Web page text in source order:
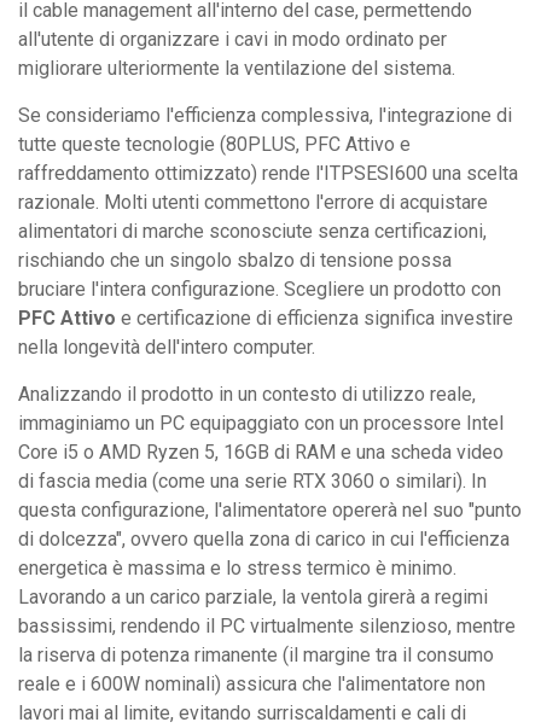
il cable management all'interno del case, permettendo
all'utente di organizzare i cavi in modo ordinato per
migliorare ulteriormente la ventilazione del sistema.
Se consideriamo l'efficienza complessiva, l'integrazione di
tutte queste tecnologie (80PLUS, PFC Attivo e
raffreddamento ottimizzato) rende l'ITPSESI600 una scelta
razionale. Molti utenti commettono l'errore di acquistare
alimentatori di marche sconosciute senza certificazioni,
rischiando che un singolo sbalzo di tensione possa
bruciare l'intera configurazione. Scegliere un prodotto con
PFC Attivo e certificazione di efficienza significa investire
nella longevità dell'intero computer.
Analizzando il prodotto in un contesto di utilizzo reale,
immaginiamo un PC equipaggiato con un processore Intel
Core i5 o AMD Ryzen 5, 16GB di RAM e una scheda video
di fascia media (come una serie RTX 3060 o similari). In
questa configurazione, l'alimentatore opererà nel suo "punto
di dolcezza", ovvero quella zona di carico in cui l'efficienza
energetica è massima e lo stress termico è minimo.
Lavorando a un carico parziale, la ventola girerà a regimi
bassissimi, rendendo il PC virtualmente silenzioso, mentre
la riserva di potenza rimanente (il margine tra il consumo
reale e i 600W nominali) assicura che l'alimentatore non
lavori mai al limite, evitando surriscaldamenti e cali di